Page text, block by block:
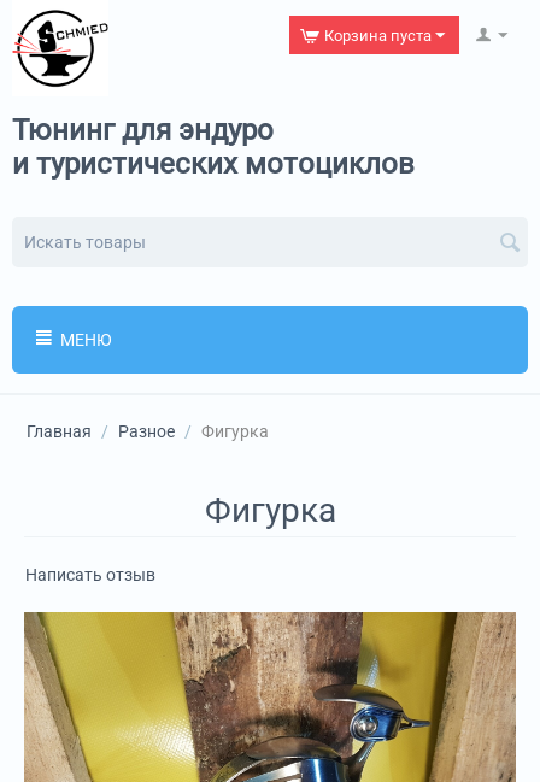
Корзина пуста
Тюнинг для эндуро
и туристических мотоциклов
МЕНЮ
Главная / Разное / Фигурка
Фигурка
Написать отзыв